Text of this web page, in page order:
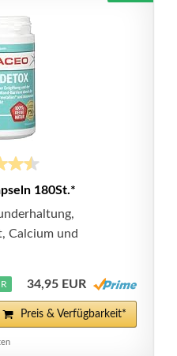
180St.*
Calcium und
34,95 EUR
Preis & Verfügbarkeit*